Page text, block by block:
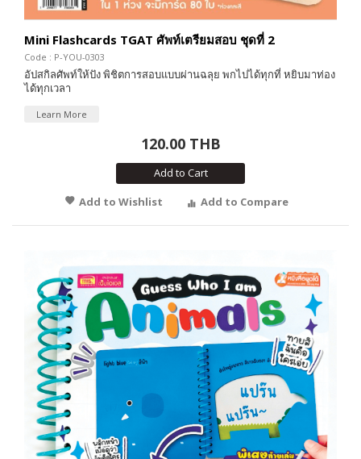
Mini Flashcards TGAT ศัพท์เตรียมสอบ ชุดที่ 2
Code : P-YOU-0303
อัปสกิลศัพท์ให้ปัง พิชิตการสอบแบบผ่านฉลุย พกไปได้ทุกที่ หยิบมาท่อง
ได้ทุกเวลา
Learn More
120.00 THB
Add to Cart
Add to Wishlist
Add to Compare